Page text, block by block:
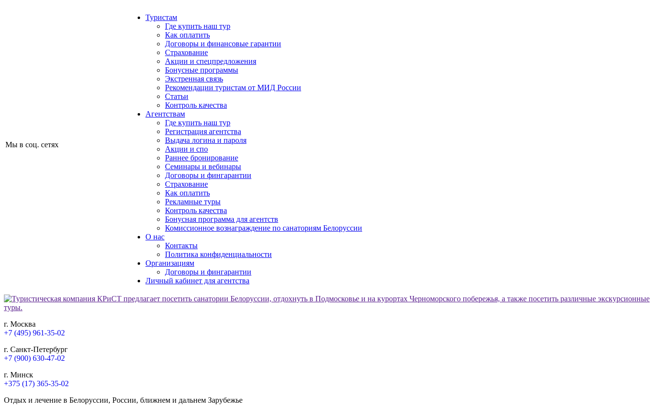
Мы в соц. сетях
Туристам
Где купить наш тур
Как оплатить
Договоры и финансовые гарантии
Страхование
Акции и спецпредложения
Бонусные программы
Экстренная связь
Рекомендации туристам от МИД России
Статьи
Контроль качества
Агентствам
Где купить наш тур
Регистрация агентства
Выдача логина и пароля
Акции и спо
Раннее бронирование
Семинары и вебинары
Договоры и фингарантии
Страхование
Как оплатить
Рекламные туры
Контроль качества
Бонусная программа для агентств
Комиссионное вознаграждение по санаториям Белоруссии
О нас
Контакты
Политика конфиденциальности
Организациям
Договоры и фингарантии
Личный кабинет для агентства
г. Москва
+7 (495) 961-35-02
г. Санкт-Петербург
+7 (900) 630-47-02
г. Минск
+375 (17) 365-35-02
Отдых и лечение в Белоруссии, России, ближнем и дальнем Зарубежье